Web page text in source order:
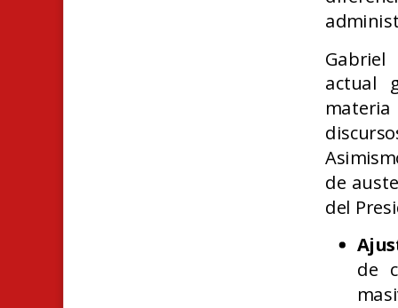
actual
materia
de
del
de